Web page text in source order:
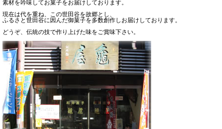
素材を吟味してお菓子をお届けしております。
現在は代を重ね、この世田谷を故郷とし、
ふるさと世田谷に因んだ御菓子を多数創作しお届けしております。
どうぞ、伝統の技で作り上げた味をご賞味下さい。